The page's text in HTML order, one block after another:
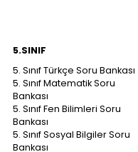
5.SINIF
5. Sınıf Türkçe Soru Bankası
5. Sınıf Matematik Soru
Bankası
5. Sınıf Fen Bilimleri Soru
Bankası
5. Sınıf Sosyal Bilgiler Soru
Bankası